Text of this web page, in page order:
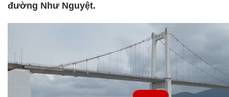
đường Như Nguyệt.